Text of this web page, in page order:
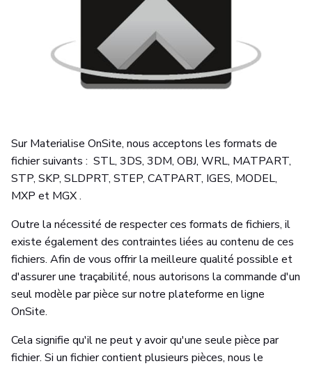
Sur Materialise OnSite, nous acceptons les formats de
fichier suivants : STL, 3DS, 3DM, OBJ, WRL, MATPART,
STP, SKP, SLDPRT, STEP, CATPART, IGES, MODEL,
MXP et MGX .
Outre la nécessité de respecter ces formats de fichiers, il
existe également des contraintes liées au contenu de ces
fichiers. Afin de vous offrir la meilleure qualité possible et
d'assurer une traçabilité, nous autorisons la commande d'un
seul modèle par pièce sur notre plateforme en ligne
OnSite.
Cela signifie qu'il ne peut y avoir qu'une seule pièce par
fichier. Si un fichier contient plusieurs pièces, nous le